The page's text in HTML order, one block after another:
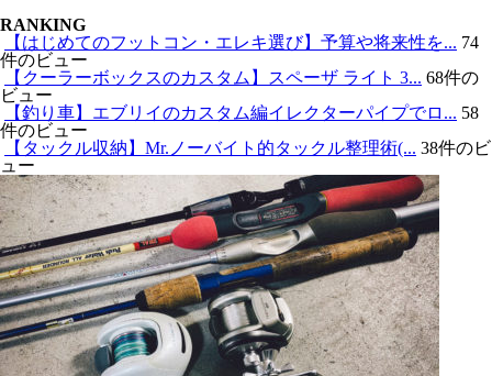
RANKING
【はじめてのフットコン・エレキ選び】予算や将来性を... 74
件のビュー
【クーラーボックスのカスタム】スペーザ ライト 3... 68件の
ビュー
【釣り車】エブリイのカスタム編イレクターパイプでロ... 58
件のビュー
【タックル収納】Mr.ノーバイト的タックル整理術(... 38件のビ
ュー